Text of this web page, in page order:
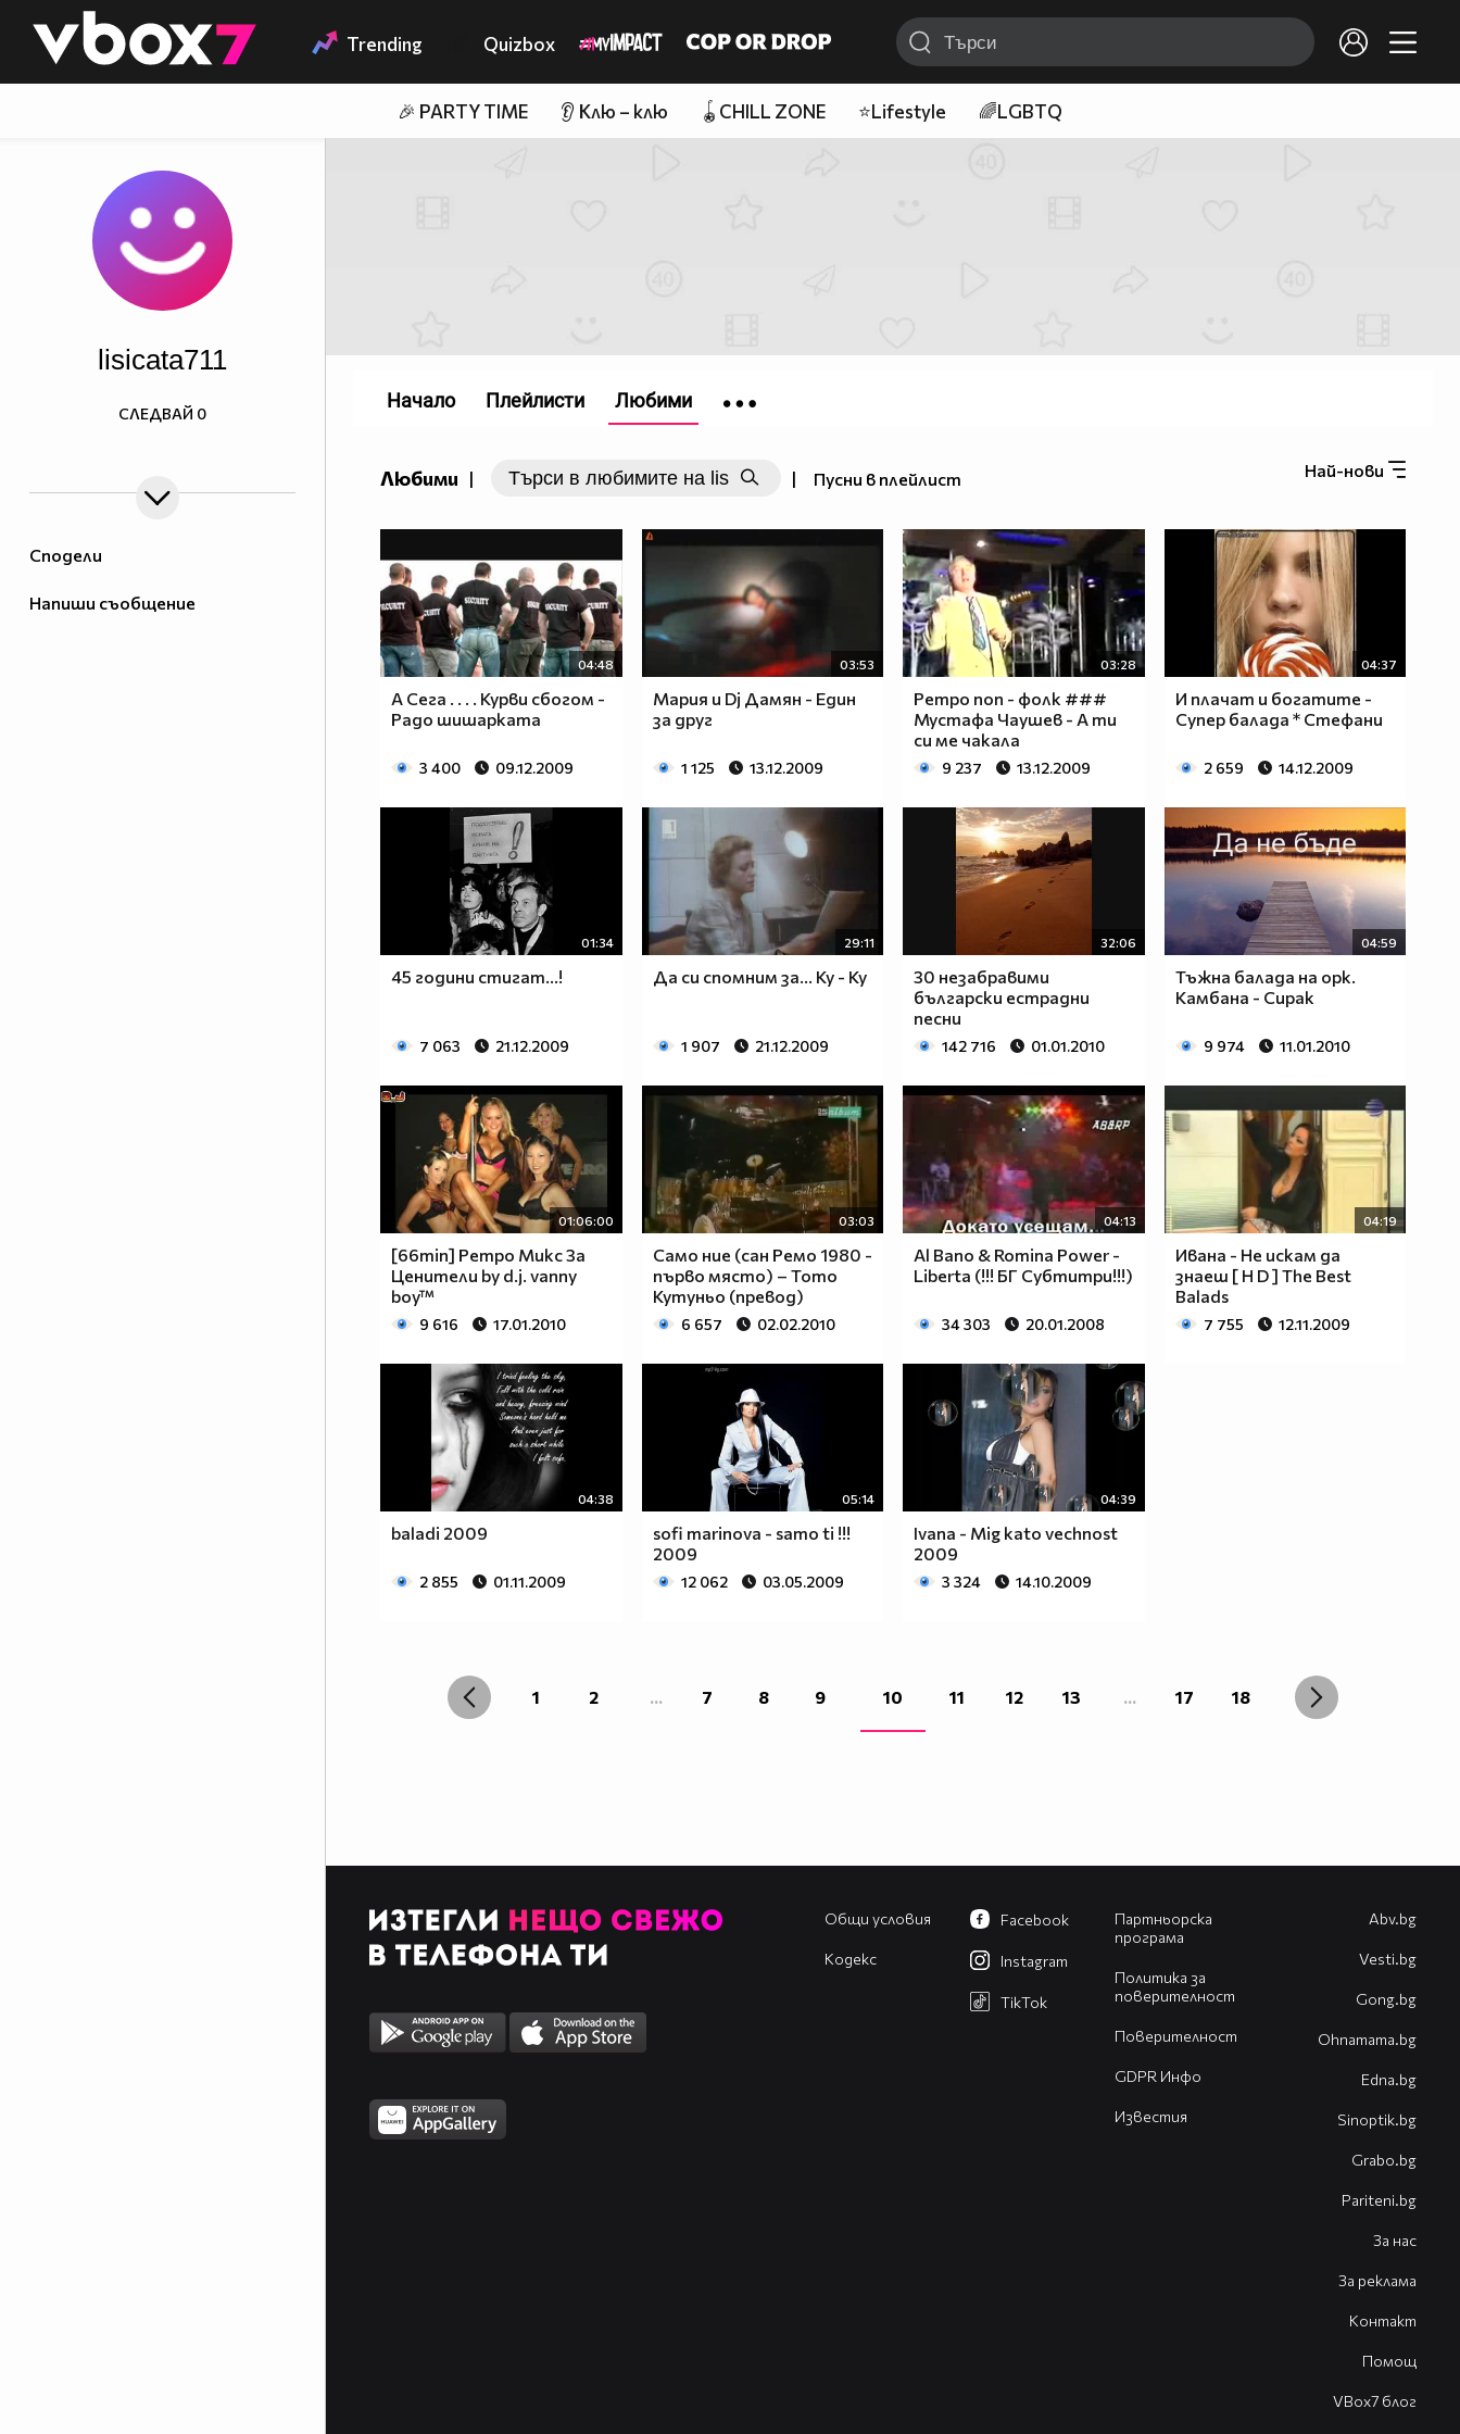
👾 Trending Quizbox
🎉 PARTY TIME 👂 Клю – клю 🪀CHILL ZONE ⭐Lifestyle 🌈LGBTQ
Сподели
Напиши съобщение
lisicata711
СЛЕДВАЙ 0
Любими | | Пусни в плейлист Най-нови
04:48
А Сега . . . . Курви сбогом -
Радо шишарката
3 400 09.12.2009
03:53
Мария и Dj Дамян - Един
за друг
1 125 13.12.2009
03:28
Ретро поп - фолк ###
Мустафа Чаушев - А ти
си ме чакала
9 237 13.12.2009
04:37
И плачат и богатите -
Супер балада * Стефани
2 659 14.12.2009
01:34
45 години стигат...!
7 063 21.12.2009
29:11
Да си спомним за... Ky - Ky
1 907 21.12.2009
32:06
30 незабравими
български естрадни
песни
142 716 01.01.2010
04:59
Тъжна балада на орк.
Камбана - Сирак
9 974 11.01.2010
01:06:00
[66min] Ретро Микс За
Ценители by d.j. vanny
boy™
9 616 17.01.2010
03:03
Само ние (сан Ремо 1980 -
първо място) – Тото
Кутуньо (превод)
6 657 02.02.2010
04:13
Al Bano & Romina Power -
Liberta (!!! БГ Субтитри!!!)
34 303 20.01.2008
04:19
Ивана - Не искам да
знаеш [ H D ] The Best
Balads
7 755 12.11.2009
04:38
baladi 2009
2 855 01.11.2009
05:14
sofi marinova - samo ti !!!
2009
12 062 03.05.2009
04:39
Ivana - Mig kato vechnost
2009
3 324 14.10.2009
1 2 ... 7 8 9 10 11 12 13 ... 17 18
Начало Плейлисти Любими
Общи условия
Кодекс
Партньорска
програма
Политика за
поверителност
Поверителност
GDPR Инфо
Известия
Facebook
Instagram
TikTok
Abv.bg
Vesti.bg
Gong.bg
Оhnamama.bg
Edna.bg
Sinoptik.bg
Grabo.bg
Pariteni.bg
За нас
За реклама
Контакт
Помощ
VBox7 блог